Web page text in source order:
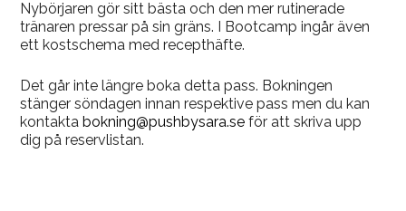
Nybörjaren gör sitt bästa och den mer rutinerade
tränaren pressar på sin gräns. I Bootcamp ingår även
ett kostschema med recepthäfte.
Det går inte längre boka detta pass. Bokningen
stänger söndagen innan respektive pass men du kan
kontaktabokning@pushbysara.se för att skriva upp
dig på reservlistan.